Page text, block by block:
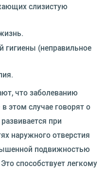
слизистую
гигиены (неправильное
что заболеванию
этом случае говорят о
при
наружного отверстия
подвижностью
способствует легкому